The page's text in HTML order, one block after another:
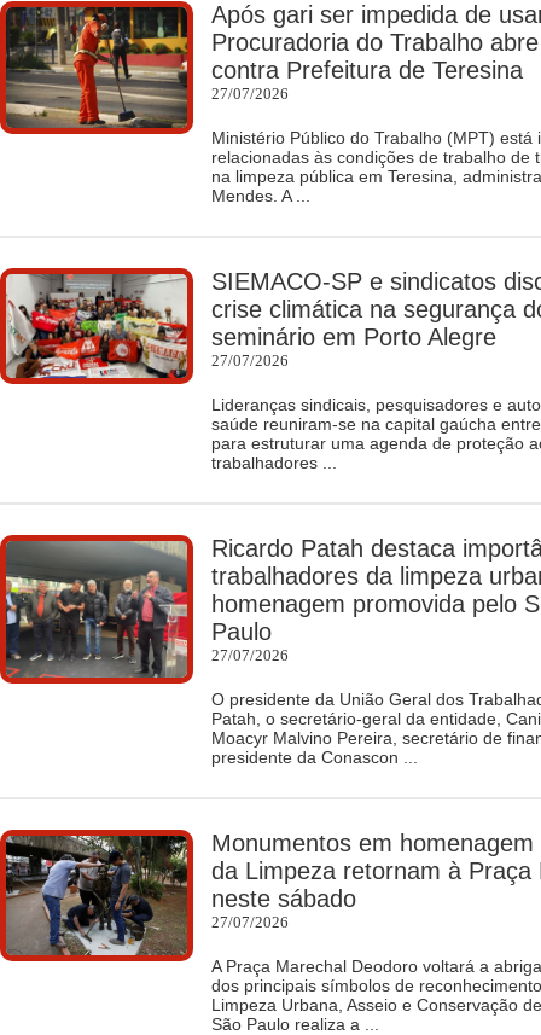
Após gari ser impedida de
Procuradoria do Trabalho
contra Prefeitura de Teresina
27/07/2026
Ministério Público do Trabalho (MPT) está
relacionadas às condições de trabalho de
na limpeza pública em Teresina,
Mendes. A ...
SIEMACO-SP e sindicatos
crise climática na segurança
seminário em Porto Alegre
27/07/2026
Lideranças sindicais, pesquisadores e
saúde reuniram-se na capital gaúcha
para estruturar uma agenda de proteção
trabalhadores ...
Ricardo Patah destaca
trabalhadores da limpeza
homenagem promovida pelo
Paulo
27/07/2026
O presidente da União Geral dos
Patah, o secretário-geral da entidade,
Moacyr Malvino Pereira, secretário de
presidente da Conascon ...
Monumentos em
da Limpeza retornam à Praça
neste sábado
27/07/2026
A Praça Marechal Deodoro voltará a
dos principais símbolos de
Limpeza Urbana, Asseio e Conservação
São Paulo realiza a ...